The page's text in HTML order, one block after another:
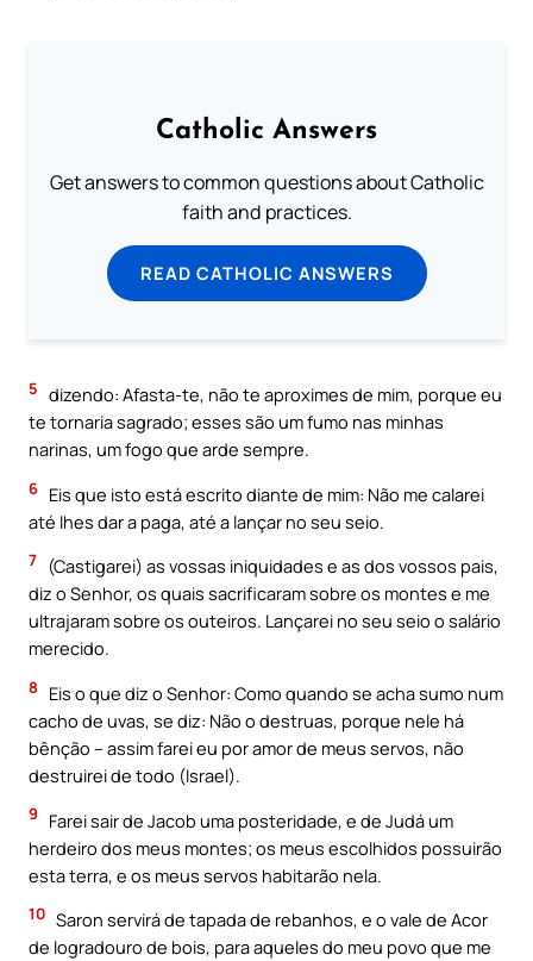
Catholic Answers
Get answers to common questions about Catholic
faith and practices.
READ CATHOLIC ANSWERS
5 dizendo: Afasta-te, não te aproximes de mim, porque eu
te tornaria sagrado; esses são um fumo nas minhas
narinas, um fogo que arde sempre.
6 Eis que isto está escrito diante de mim: Não me calarei
até lhes dar a paga, até a lançar no seu seio.
7
(Castigarei) as vossas iniquidades e as dos vossos pais,
diz o Senhor, os quais sacrificaram sobre os montes e me
ultrajaram sobre os outeiros. Lançarei no seu seio o salário
merecido.
8
Eis o que diz o Senhor: Como quando se acha sumo num
cacho de uvas, se diz: Não o destruas, porque nele há
bênção – assim farei eu por amor de meus servos, não
destruirei de todo (Israel).
9
Farei sair de Jacob uma posteridade, e de Judá um
herdeiro dos meus montes; os meus escolhidos possuirão
esta terra, e os meus servos habitarão nela.
10 Saron servirá de tapada de rebanhos, e o vale de Acor
de logradouro de bois, para aqueles do meu povo que me